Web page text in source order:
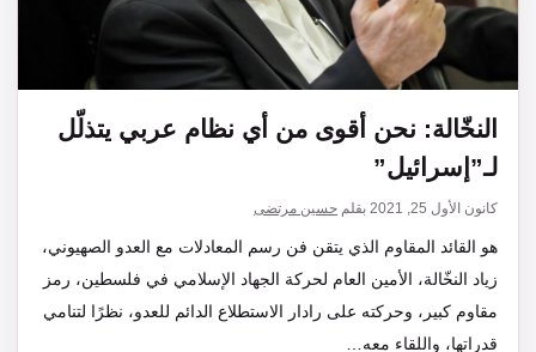
النخّالة: نحن أقوى من أي نظام عربي يتذلّل
لـ”إسرائيل”
كانون الأول 25, 2021 بقلم حسين مرتضى
هو القائد المقاوم الذي يتقن فن رسم المعادلات مع العدو الصهيوني،
زياد النخّالة، الأمين العام لحركة الجهاد الإسلامي في فلسطين، رمز
مقاوم كبير، وحركته على رادار الاستطلاع الدائم للعدو، نظرًا لتنامي
قدراتها، واللقاء معه…